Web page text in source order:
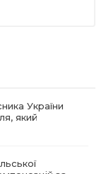
України
який